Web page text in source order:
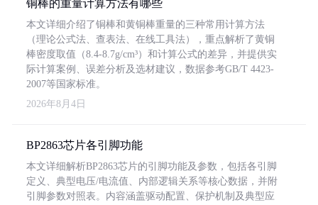
铜棒的重量计算方法有哪些
本文详细介绍了铜棒和黄铜棒重量的三种常用计算方法
（理论公式法、查表法、在线工具法），重点解析了黄铜
棒密度取值（8.4-8.7g/cm³）和计算公式的差异，并提供实
际计算案例、误差分析及选材建议，数据参考GB/T 4423-
2007等国家标准。
2026年8月4日
BP2863芯片各引脚功能
本文详细解析BP2863芯片的引脚功能及参数，包括各引脚
定义、典型电压/电流值、内部逻辑关系等核心数据，并附
引脚参数对照表。内容涵盖驱动配置、保护机制及典型应